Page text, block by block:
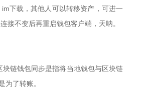
下载，其他人可以转移资产，可进一
接不变后再重启钱包客户端，天呐。
链钱包同步是指将当地钱包与区块链
了转账。